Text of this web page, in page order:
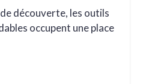
découverte, les outils
occupent une place